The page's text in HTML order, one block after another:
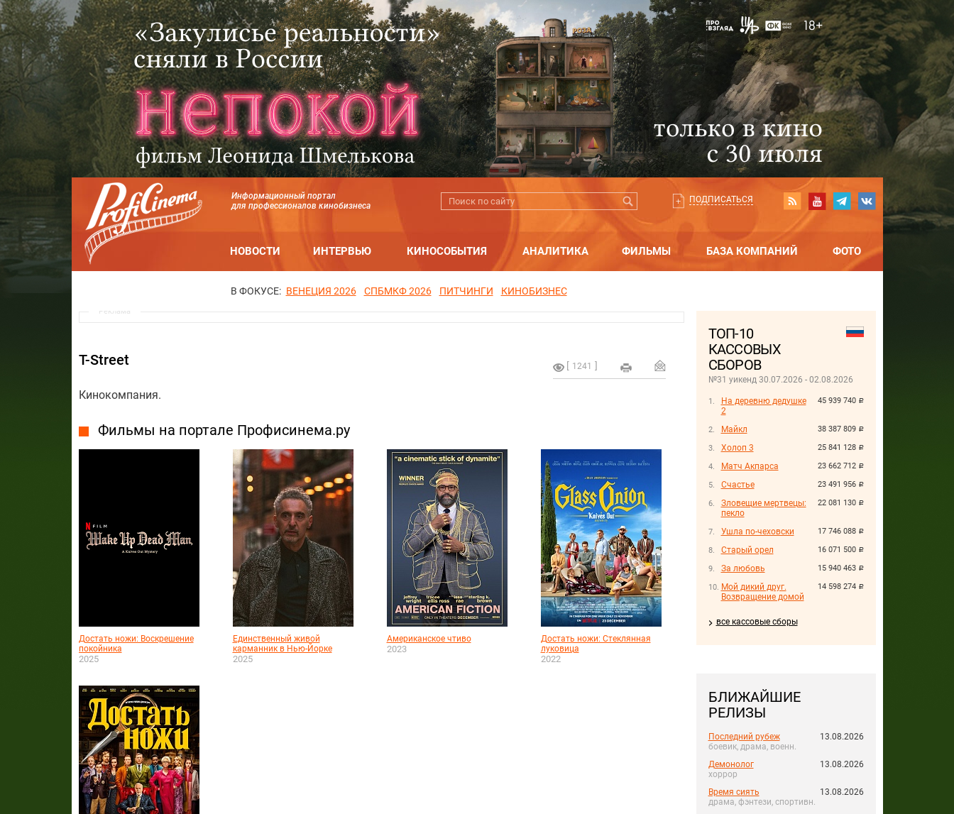
Информационный портал
для профессионалов кинобизнеса
ПОДПИСАТЬСЯ
НОВОСТИ ИНТЕРВЬЮ КИНОСОБЫТИЯ АНАЛИТИКА ФИЛЬМЫ БАЗА КОМПАНИЙ ФОТО
В ФОКУСЕ: ВЕНЕЦИЯ 2026 СПБМКФ 2026 ПИТЧИНГИ КИНОБИЗНЕС
ТОП-10
КАССОВЫХ
СБОРОВ
№31 уикенд 30.07.2026 - 02.08.2026
45 939 740 руб.
На деревню дедушке
2
38 387 809 руб.
Майкл
25 841 128 руб.
Холоп 3
23 662 712 руб.
Матч Акпарса
23 491 956 руб.
Счастье
22 081 130 руб.
Зловещие мертвецы:
пекло
17 746 088 руб.
Ушла по-чеховски
16 071 500 руб.
Старый орел
15 940 463 руб.
За любовь
14 598 274 руб.
Мой дикий друг.
Возвращение домой
все кассовые сборы
БЛИЖАЙШИЕ
РЕЛИЗЫ
Последний рубеж
боевик, драма, военн.
13.08.2026
Демонолог
хоррор
13.08.2026
Время сиять
драма, фэнтези, спортивн.
13.08.2026
Реклама
1241
T-Street
Кинокомпания.
Фильмы на портале Профисинема.ру
Достать ножи: Воскрешение
покойника
2025
Единственный живой
карманник в Нью-Йорке
2025
Американское чтиво
2023
Достать ножи: Стеклянная
луковица
2022